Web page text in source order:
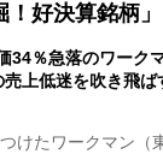
好決算銘柄」
34％急落のワーク
売上低迷を吹き飛
けたワークマン（